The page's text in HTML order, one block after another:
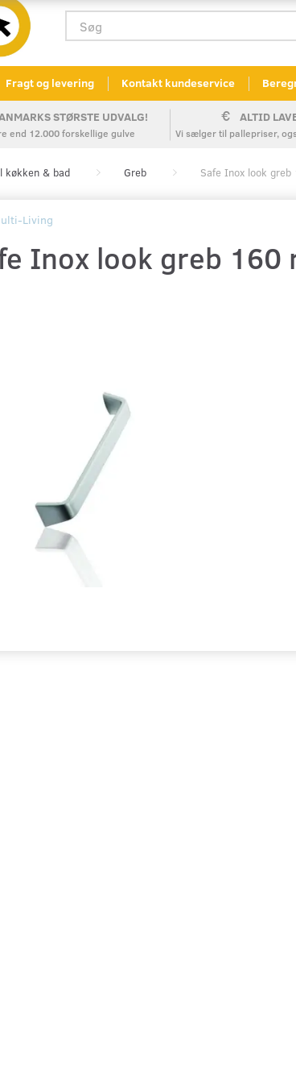
Fragt og levering Kontakt kundeservice
STØRSTE UDVALG!
end 12.000 forskellige gulve
ALTID
Vi sælger til pallepriser,
køkken & bad Greb Safe Inox look greb
Living
Inox look greb 160